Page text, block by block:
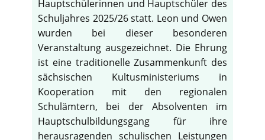
Hauptschülerinnen und Hauptschüler des
Schuljahres 2025/26 statt. Leon und Owen
wurden bei dieser besonderen
Veranstaltung ausgezeichnet. Die Ehrung
ist eine traditionelle Zusammenkunft des
sächsischen Kultusministeriums in
Kooperation mit den regionalen
Schulämtern, bei der Absolventen im
Hauptschulbildungsgang für ihre
herausragenden schulischen Leistungen